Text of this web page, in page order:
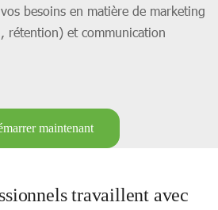
besoins en matière de marketing
rétention) et communication
maintenant
travaillent avec